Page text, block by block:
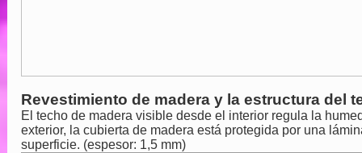
Revestimiento de madera y la estructura del
El techo de madera visible desde el interior regula la
exterior, la cubierta de madera está protegida por una
superficie. (espesor: 1,5 mm)